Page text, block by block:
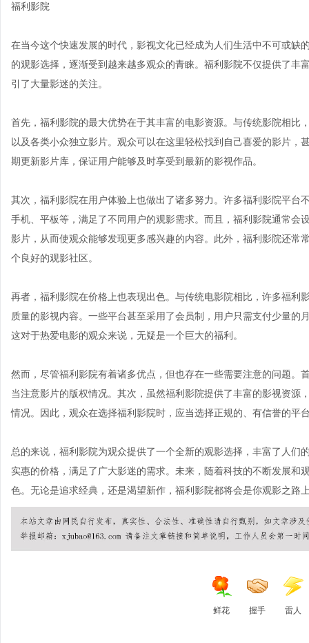
福利影院
在当今这个快速发展的时代，影视文化已经成为人们生活中不可或缺
的观影选择，逐渐受到越来越多观众的青睐。福利影院不仅提供了
引了大量影迷的关注。
首先，福利影院的最大优势在于其丰富的电影资源。与传统影院相比
以及各类小众独立影片。观众可以在这里轻松找到自己喜爱的影片
期更新影片库，保证用户能够及时享受到最新的影视作品。
其次，福利影院在用户体验上也做出了诸多努力。许多福利影院平台
手机、平板等，满足了不同用户的观影需求。而且，福利影院通常会
影片，从而使观众能够发现更多感兴趣的内容。此外，福利影院还常
个良好的观影社区。
再者，福利影院在价格上也表现出色。与传统电影院相比，许多福利
质量的影视内容。一些平台甚至采用了会员制，用户只需支付少量
这对于热爱电影的观众来说，无疑是一个巨大的福利。
然而，尽管福利影院有着诸多优点，但也存在一些需要注意的问题。
当注意影片的版权情况。其次，虽然福利影院提供了丰富的影视资
情况。因此，观众在选择福利影院时，应当选择正规的、有信誉的平
总的来说，福利影院为观众提供了一个全新的观影选择，丰富了人
实惠的价格，满足了广大影迷的需求。未来，随着科技的不断发展
色。无论是追求经典，还是渴望新作，福利影院都将会是你观影之路
鲜花 握手 雷人